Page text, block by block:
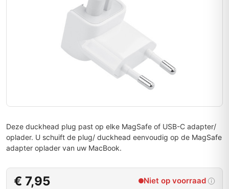
Deze duckhead plug past op elke MagSafe of USB-C adapter/
oplader. U schuift de plug/ duckhead eenvoudig op de MagSafe
adapter oplader van uw MacBook.
€ 7,95 Niet op voorraad